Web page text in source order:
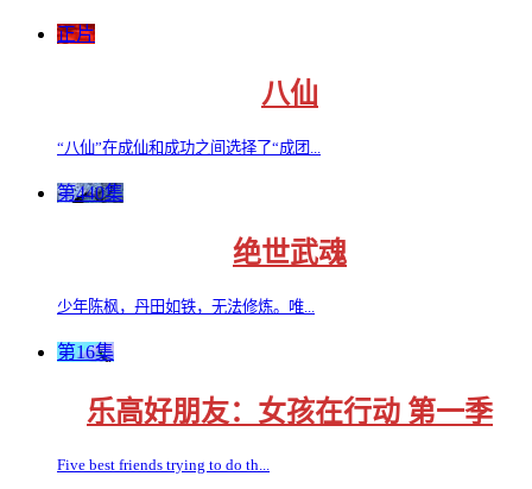
正片
八仙
“八仙”在成仙和成功之间选择了“成团...
第440集
绝世武魂
少年陈枫，丹田如铁，无法修炼。唯...
第16集
乐高好朋友：女孩在行动 第一季
Five best friends trying to do th...